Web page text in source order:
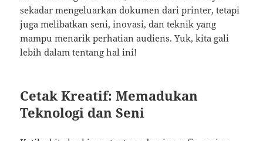
sekadar mengeluarkan dokumen dari printer, tetapi
juga melibatkan seni, inovasi, dan teknik yang
mampu menarik perhatian audiens. Yuk, kita gali
lebih dalam tentang hal ini!
Cetak Kreatif: Memadukan
Teknologi dan Seni